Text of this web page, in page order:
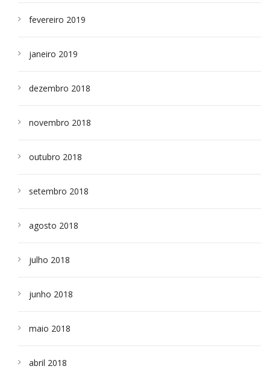
fevereiro 2019
janeiro 2019
dezembro 2018
novembro 2018
outubro 2018
setembro 2018
agosto 2018
julho 2018
junho 2018
maio 2018
abril 2018